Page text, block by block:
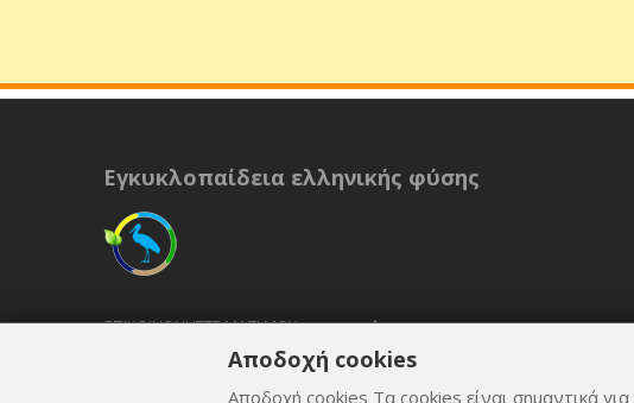
Εγκυκλοπαίδεια ελληνικής φύσης
ΕΠΙΚΟΙΝΩΝΉΣΤΕ ΜΑΖΊ ΜΟΥ
ΟΡΟΙ ΚΑΙ ΠΡΟΫΠΟΘΈΣΕΙΣΑποδοχή cookies
Αποδοχή cookies Τα cookies είναι σημαντικά